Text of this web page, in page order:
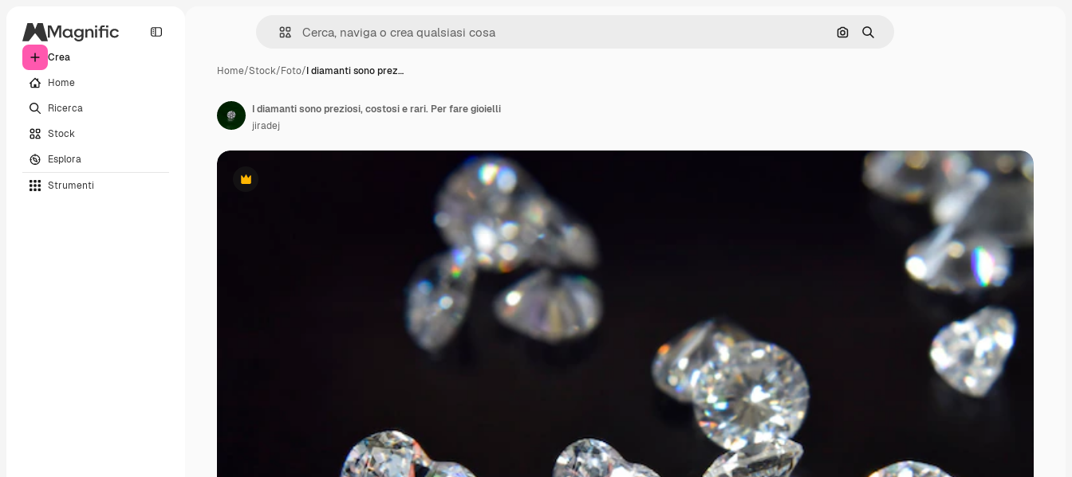
Crea
Home
Ricerca
Stock
Esplora
Strumenti
Cerca per immagine
Ricerca
Home/Stock/Foto/I diamanti sono prez…
Premium
I diamanti sono preziosi, costosi e rari. Per fare gioielli
jiradej